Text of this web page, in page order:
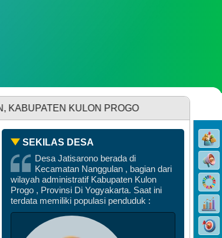
KULON PROGO
SEKILAS DESA
Desa Jatisarono berada di
Kecamatan Nanggulan , bagian dari
wilayah administratif Kabupaten Kulon
Progo , Provinsi Di Yogyakarta. Saat ini
terdata memiliki populasi penduduk :